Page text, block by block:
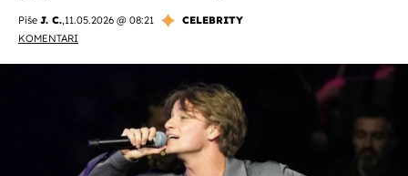
Piše J. C.,11.05.2026 @ 08:21
CELEBRITY
KOMENTARI
OMOGUĆI OBAVIJESTI